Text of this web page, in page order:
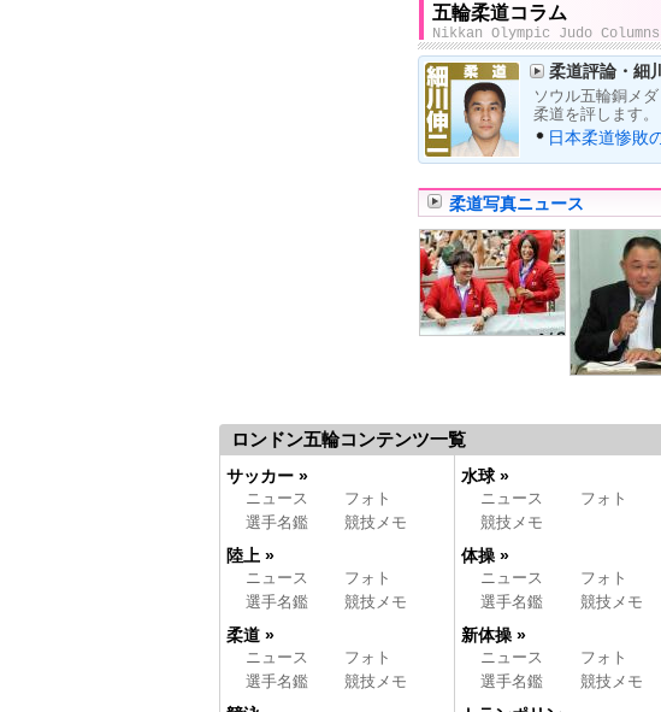
五輪柔道コラム
Nikkan Olympic Judo Columns
柔道評論・細
ソウル五輪銅メ
柔道を評します。
日本柔道惨敗
柔道写真ニュース
ロンドン五輪コンテンツ一覧
サッカー »
ニュース
フォト
選手名鑑
競技メモ
陸上 »
ニュース
フォト
選手名鑑
競技メモ
柔道 »
ニュース
フォト
選手名鑑
競技メモ
水球 »
ニュース
フォト
競技メモ
体操 »
ニュース
フォト
選手名鑑
競技メモ
新体操 »
ニュース
フォト
選手名鑑
競技メモ